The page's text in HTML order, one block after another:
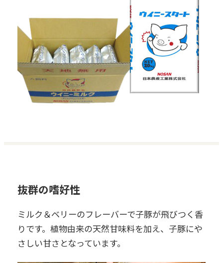
抜群の嗜好性
ミルク＆ベリーのフレーバーで子豚が飛びつく香
りです。植物由来の天然甘味料を加え、子豚にや
さしい甘さとなっています。